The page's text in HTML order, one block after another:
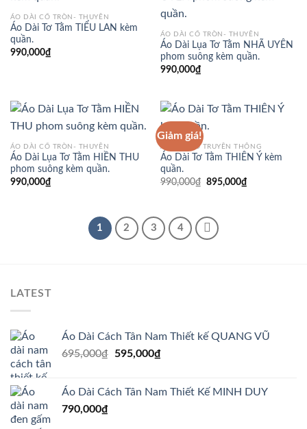
ÁO DÀI CỔ TRÒN- THUYỀN
Áo Dài Tơ Tằm TIỂU LAN kèm
quần.
990,000₫
ÁO DÀI CỔ TRÒN- THUYỀN
Áo Dài Lụa Tơ Tằm NHÃ UYÊN
phom suông kèm quần.
990,000₫
ÁO DÀI CỔ TRÒN- THUYỀN
Áo Dài Lụa Tơ Tằm HIỀN THU
phom suông kèm quần.
990,000₫
Giảm giá!
ÁO DÀI CỔ TRUYỀN THỐNG
Áo Dài Tơ Tằm THIÊN Ý kèm
quần.
990,000₫ Giá
895,000₫Giá
hiện
1 2 3 4
LATEST
Áo Dài Cách Tân Nam Thiết kế QUANG VŨ
695,000₫
Giá
695,000₫.
595,000₫Giá
là:
Áo Dài Cách Tân Nam Thiết Kế MINH DUY
790,000₫